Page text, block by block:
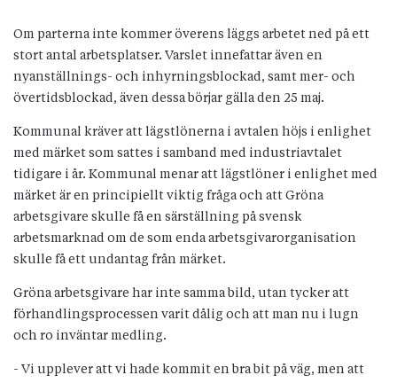
Om parterna inte kommer överens läggs arbetet ned på ett
stort antal arbetsplatser. Varslet innefattar även en
nyanställnings- och inhyrningsblockad, samt mer- och
övertidsblockad, även dessa börjar gälla den 25 maj.
Kommunal kräver att lägstlönerna i avtalen höjs i enlighet
med märket som sattes i samband med industriavtalet
tidigare i år. Kommunal menar att lägstlöner i enlighet med
märket är en principiellt viktig fråga och att Gröna
arbetsgivare skulle få en särställning på svensk
arbetsmarknad om de som enda arbetsgivarorganisation
skulle få ett undantag från märket.
Gröna arbetsgivare har inte samma bild, utan tycker att
förhandlingsprocessen varit dålig och att man nu i lugn
och ro inväntar medling.
- Vi upplever att vi hade kommit en bra bit på väg, men att